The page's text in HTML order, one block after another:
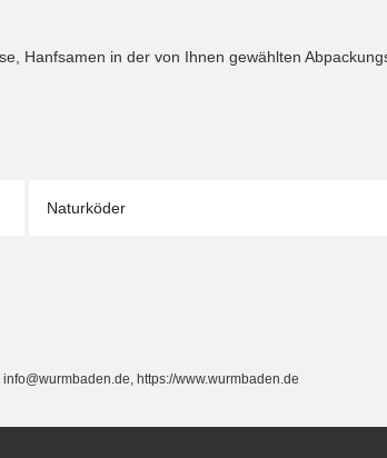
Naturköder
Hanfsamen in der von Ihnen gewählten
https://www.wurmbaden.de